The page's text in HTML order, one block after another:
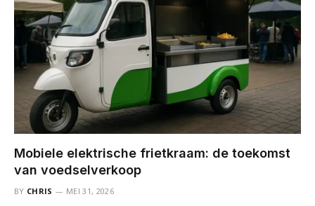
Mobiele elektrische frietkraam: de toekomst
van voedselverkoop
BY CHRIS MEI 31, 2026